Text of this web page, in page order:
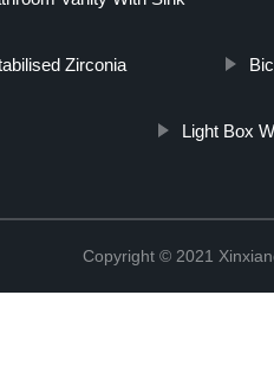
Zirconia
Light Box
Copyright © 2021